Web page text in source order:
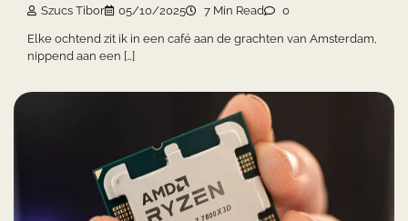
Szucs Tibor 05/10/2025 7 Min Read 0
Elke ochtend zit ik in een café aan de grachten van Amsterdam,
nippend aan een […]